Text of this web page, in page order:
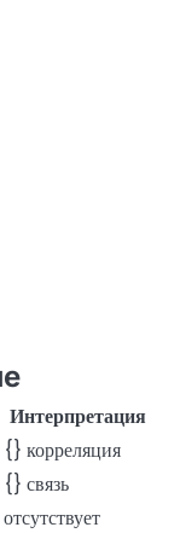
Интерпретация
{} корреляция
{} связь
отсутствует